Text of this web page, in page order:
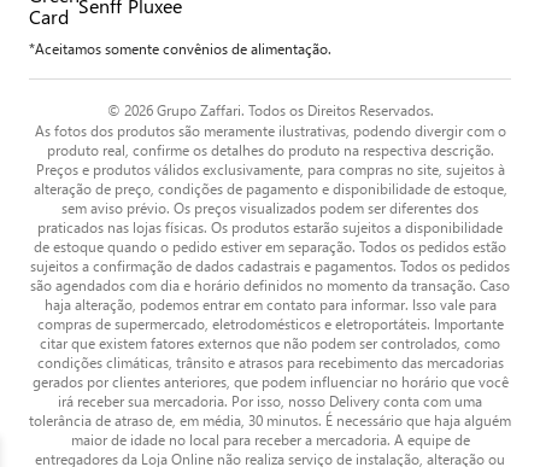
*Aceitamos somente convênios de alimentação.
© 2026 Grupo Zaffari. Todos os Direitos Reservados.
As fotos dos produtos são meramente ilustrativas, podendo divergir com o
produto real, confirme os detalhes do produto na respectiva descrição.
Preços e produtos válidos exclusivamente, para compras no site, sujeitos à
alteração de preço, condições de pagamento e disponibilidade de estoque,
sem aviso prévio. Os preços visualizados podem ser diferentes dos
praticados nas lojas físicas. Os produtos estarão sujeitos a disponibilidade
de estoque quando o pedido estiver em separação. Todos os pedidos estão
sujeitos a confirmação de dados cadastrais e pagamentos. Todos os pedidos
são agendados com dia e horário definidos no momento da transação. Caso
haja alteração, podemos entrar em contato para informar. Isso vale para
compras de supermercado, eletrodomésticos e eletroportáteis. Importante
citar que existem fatores externos que não podem ser controlados, como
condições climáticas, trânsito e atrasos para recebimento das mercadorias
gerados por clientes anteriores, que podem influenciar no horário que você
irá receber sua mercadoria. Por isso, nosso Delivery conta com uma
tolerância de atraso de, em média, 30 minutos. É necessário que haja alguém
maior de idade no local para receber a mercadoria. A equipe de
entregadores da Loja Online não realiza serviço de instalação, alteração ou